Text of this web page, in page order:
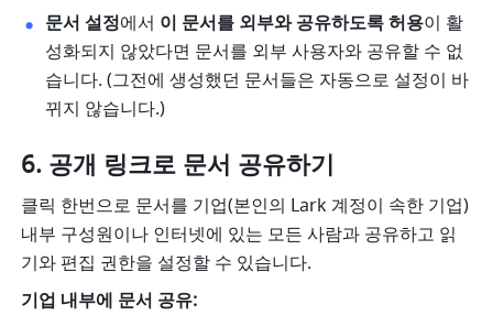
문서 설정에서 이 문서를 외부와 공유하도록 허용이 활
성화되지 않았다면 문서를 외부 사용자와 공유할 수 없
습니다. (그전에 생성했던 문서들은 자동으로 설정이 바
뀌지 않습니다.)
공개 링크로 문서 공유하기
클릭 한번으로 문서를 기업(본인의 Lark 계정이 속한 기업)
내부 구성원이나 인터넷에 있는 모든 사람과 공유하고 읽
기와 편집 권한을 설정할 수 있습니다.
기업 내부에 문서 공유: